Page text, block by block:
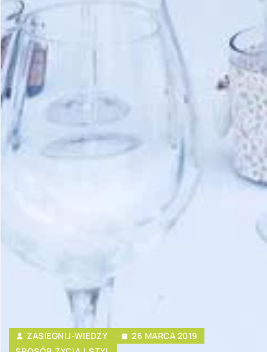
ZASIEGNIJ-WIEDZY
26 MARCA 2019